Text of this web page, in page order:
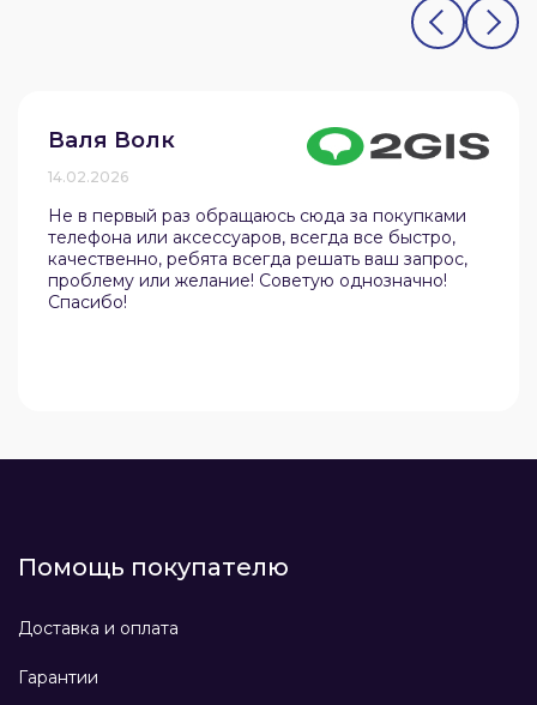
Валя Волк
14.02.2026
Не в первый раз обращаюсь сюда за покупками
телефона или аксессуаров, всегда все быстро,
качественно, ребята всегда решать ваш запрос,
проблему или желание! Советую однозначно!
Спасибо!
Помощь покупателю
Доставка и оплата
Гарантии